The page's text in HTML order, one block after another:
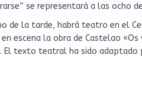
se representará a las ocho
de la tarde, habrá teatro en el
escena la obra de Castelao
texto teatral ha sido adaptado